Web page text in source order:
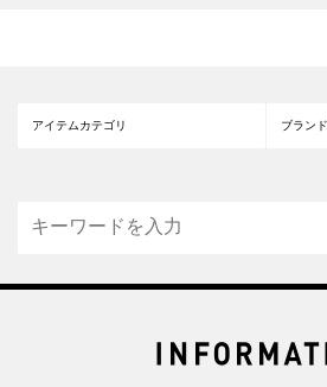
アイテムカテゴリ ブラン